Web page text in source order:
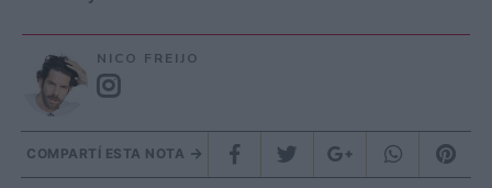
NICO FREIJO
COMPARTÍ ESTA NOTA